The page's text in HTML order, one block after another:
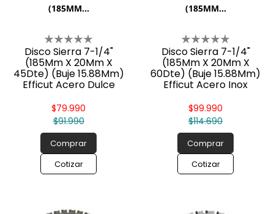
(185MM...
Disco Sierra 7-1/4"
(185Mm X 20Mm X
45Dte) (Buje 15.88Mm)
Efficut Acero Dulce
$91.990
$79.990
Comprar
Cotizar
(185MM...
Disco Sierra 7-1/4"
(185Mm X 20Mm X
60Dte) (Buje 15.88Mm)
Efficut Acero Inox
$114.690
$99.990
Comprar
Cotizar